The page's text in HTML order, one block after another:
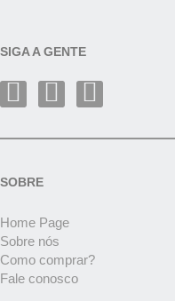
SIGA A GENTE
SOBRE
Home Page
Sobre nós
Como comprar?
Fale conosco